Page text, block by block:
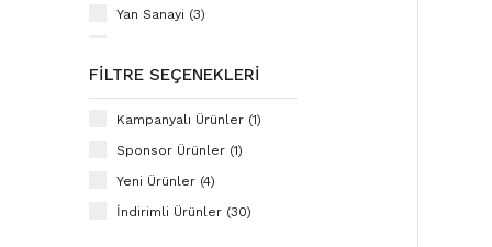
Yan Sanayi (3)
Hiq (2)
FILTRE SEÇENEKLERI
Kampanyalı Ürünler (1)
Sponsor Ürünler (1)
Yeni Ürünler (4)
İndirimli Ürünler (30)